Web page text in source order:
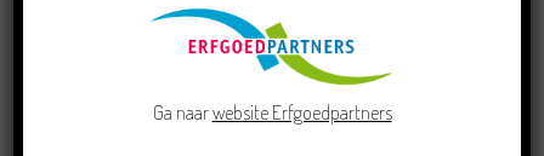
Zomor Wat Ommaans
Crowdfunding voor bijzonder
kinderboek met Groningse liedjes en
Ga naarwebsite Erfgoedpartners